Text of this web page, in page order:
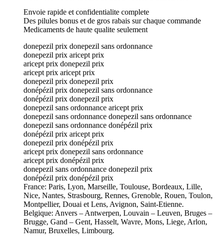
Envoie rapide et confidentialite complete
Des pilules bonus et de gros rabais sur chaque commande
Medicaments de haute qualite seulement
donepezil prix donepezil sans ordonnance
donepezil prix aricept prix
aricept prix donepezil prix
aricept prix aricept prix
donepezil prix donepezil prix
donépézil prix donepezil sans ordonnance
donépézil prix donepezil prix
donepezil sans ordonnance aricept prix
donepezil sans ordonnance donepezil sans ordonnance
donepezil sans ordonnance donépézil prix
donépézil prix aricept prix
donepezil prix donépézil prix
aricept prix donepezil sans ordonnance
aricept prix donépézil prix
donepezil sans ordonnance donepezil prix
donépézil prix donépézil prix
France: Paris, Lyon, Marseille, Toulouse, Bordeaux, Lille,
Nice, Nantes, Strasbourg, Rennes, Grenoble, Rouen, Toulon,
Montpellier, Douai et Lens, Avignon, Saint-Etienne.
Belgique: Anvers – Antwerpen, Louvain – Leuven, Bruges –
Brugge, Gand – Gent, Hasselt, Wavre, Mons, Liege, Arlon,
Namur, Bruxelles, Limbourg.